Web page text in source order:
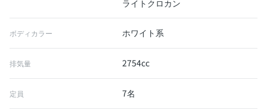
ライトクロカン
ボディカラー ホワイト系
排気量 2754cc
定員 7名